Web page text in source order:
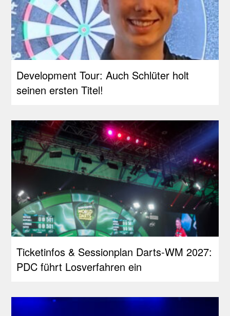
Development Tour: Auch Schlüter holt
seinen ersten Titel!
Ticketinfos & Sessionplan Darts-WM 2027:
PDC führt Losverfahren ein